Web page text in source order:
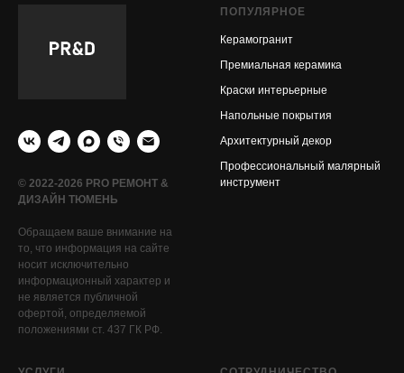
© 2022-2026 PRO РЕМОНТ &
ДИЗАЙН ТЮМЕНЬ
Обращаем ваше внимание на
то, что информация на сайте
носит исключительно
информационный характер и
не является публичной
офертой, определяемой
положениями ст. 437 ГК РФ.
ПОПУЛЯРНОЕ
Керамогранит
Премиальная керамика
Краски интерьерные
Напольные покрытия
Архитектурный декор
Профессиональный малярный
инструмент